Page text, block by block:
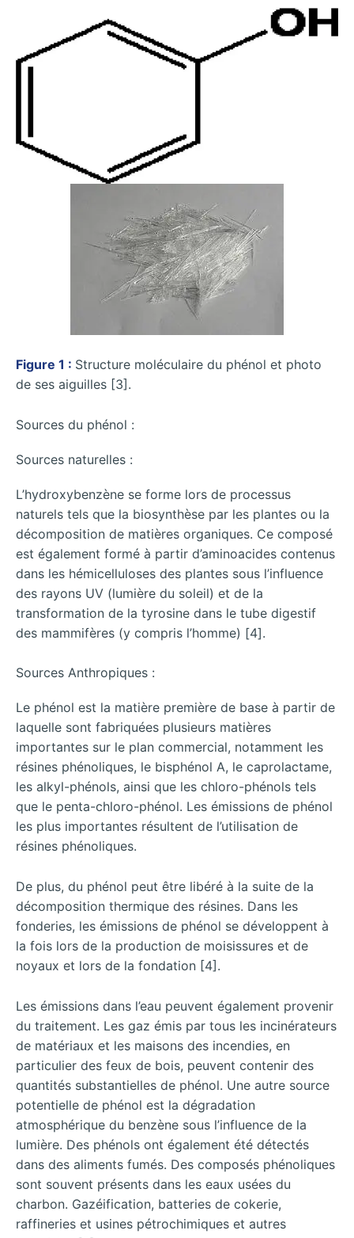
Figure 1 : Structure moléculaire du phénol et photo
de ses aiguilles [3].
Sources du phénol :
Sources naturelles :
L’hydroxybenzène se forme lors de processus
naturels tels que la biosynthèse par les plantes ou la
décomposition de matières organiques. Ce composé
est également formé à partir d’aminoacides contenus
dans les hémicelluloses des plantes sous l’influence
des rayons UV (lumière du soleil) et de la
transformation de la tyrosine dans le tube digestif
des mammifères (y compris l’homme) [4].
Sources Anthropiques :
Le phénol est la matière première de base à partir de
laquelle sont fabriquées plusieurs matières
importantes sur le plan commercial, notamment les
résines phénoliques, le bisphénol A, le caprolactame,
les alkyl-phénols, ainsi que les chloro-phénols tels
que le penta-chloro-phénol. Les émissions de phénol
les plus importantes résultent de l’utilisation de
résines phénoliques.
De plus, du phénol peut être libéré à la suite de la
décomposition thermique des résines. Dans les
fonderies, les émissions de phénol se développent à
la fois lors de la production de moisissures et de
noyaux et lors de la fondation [4].
Les émissions dans l’eau peuvent également provenir
du traitement. Les gaz émis par tous les incinérateurs
de matériaux et les maisons des incendies, en
particulier des feux de bois, peuvent contenir des
quantités substantielles de phénol. Une autre source
potentielle de phénol est la dégradation
atmosphérique du benzène sous l’influence de la
lumière. Des phénols ont également été détectés
dans des aliments fumés. Des composés phénoliques
sont souvent présents dans les eaux usées du
charbon. Gazéification, batteries de cokerie,
raffineries et usines pétrochimiques et autres